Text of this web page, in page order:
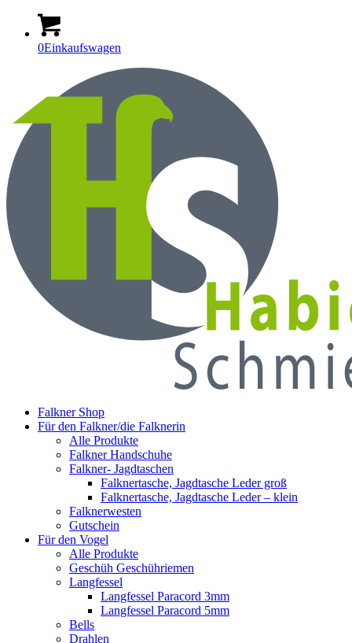
0Einkaufswagen
Falkner Shop
Für den Falkner/die Falknerin
Alle Produkte
Falkner Handschuhe
Falkner- Jagdtaschen
Falknertasche, Jagdtasche Leder groß
Falknertasche, Jagdtasche Leder – klein
Falknerwesten
Gutschein
Für den Vogel
Alle Produkte
Geschüh Geschühriemen
Langfessel
Langfessel Paracord 3mm
Langfessel Paracord 5mm
Bells
Drahlen